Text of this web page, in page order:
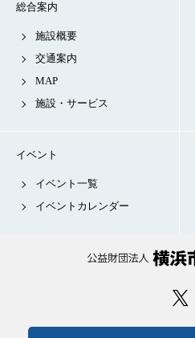
総合案内
施設概要
交通案内
MAP
施設・サービス
イベント
イベント一覧
イベントカレンダー